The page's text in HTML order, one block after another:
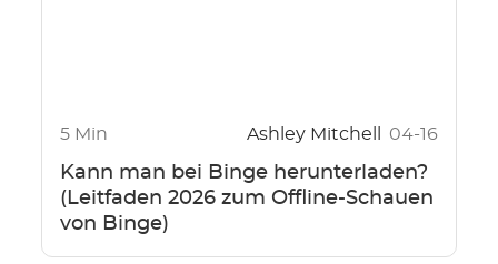
5 Min Ashley Mitchell 04-16
Kann man bei Binge herunterladen?
(Leitfaden 2026 zum Offline-Schauen
von Binge)